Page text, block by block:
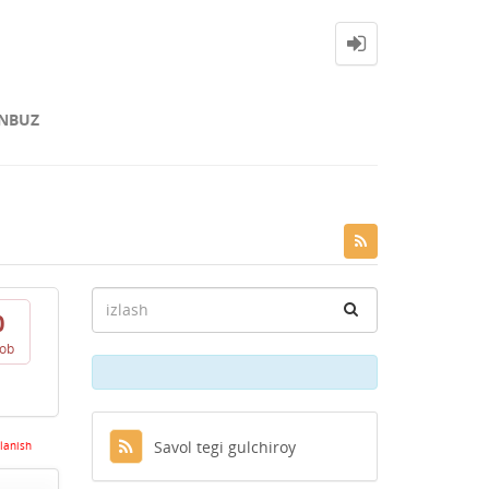
Savol tegi gulchiroy